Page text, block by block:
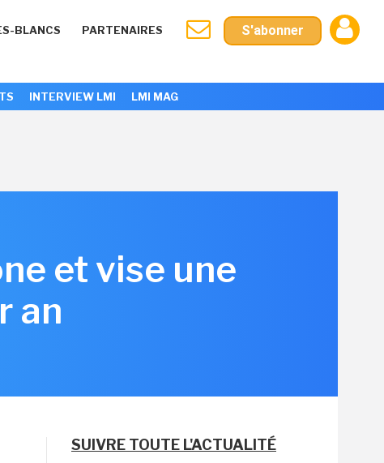
BLANCS PARTENAIRES S'abonner
INTERVIEW LMI LMI MAG
et vise une
an
SUIVRE TOUTE L'ACTUALITÉ